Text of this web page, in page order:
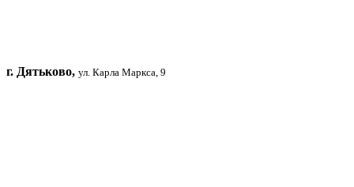
г. Дятьково, ул. Карла Маркса, 9